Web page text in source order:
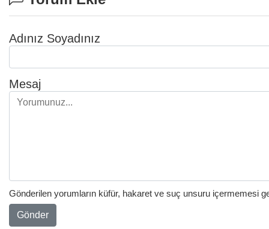
Adınız Soyadınız
Mesaj
Gönderilen yorumların küfür, hakaret ve suç unsuru içermemesi
Gönder